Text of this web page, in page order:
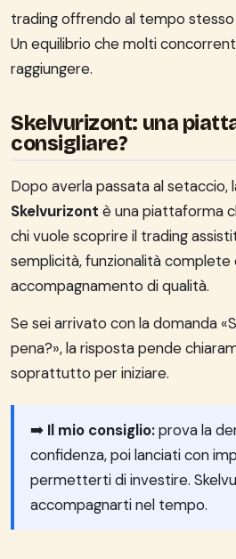
trading offrendo al tempo
Un equilibrio che molti
raggiungere.
Skelvurizont: una
consigliare?
Dopo averla passata al setaccio,
Skelvurizont è una piattaforma
chi vuole scoprire il trading
semplicità, funzionalità complete
accompagnamento di qualità.
Se sei arrivato con la domanda
pena?», la risposta pende
soprattutto per iniziare.
➡️ Il mio consiglio:prova la
confidenza, poi lanciati con
permetterti di investire.
accompagnarti nel tempo.